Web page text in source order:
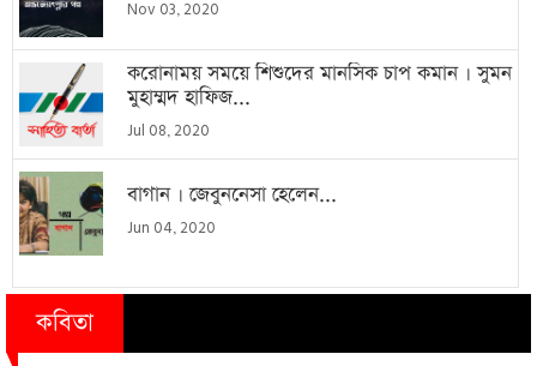
Nov 03, 2020
করোনাময় সময়ে শিশুদের মানসিক চাপ কমান । সুমন
মুহাম্মদ হাফিজ...
Jul 08, 2020
বাগান । জেবুননেসা হেলেন...
Jun 04, 2020
কবিতা